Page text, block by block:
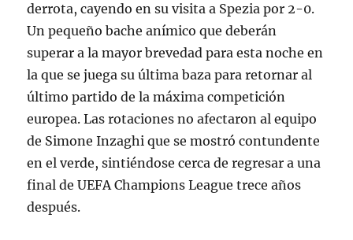
derrota, cayendo en su visita a Spezia por 2-0.
Un pequeño bache anímico que deberán
superar a la mayor brevedad para esta noche en
la que se juega su última baza para retornar al
último partido de la máxima competición
europea. Las rotaciones no afectaron al equipo
de Simone Inzaghi que se mostró contundente
en el verde, sintiéndose cerca de regresar a una
final de UEFA Champions League trece años
después.